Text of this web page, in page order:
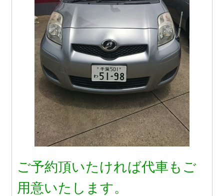
ご予約頂いたければ代車もご
用意いたします。